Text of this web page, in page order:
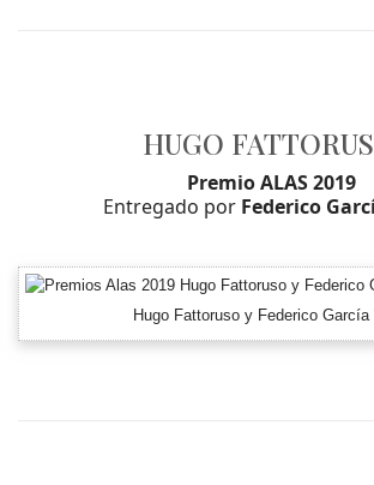
HUGO
Premio ALAS 2019
Entregado por Federico
Hugo Fattoruso y Federico García